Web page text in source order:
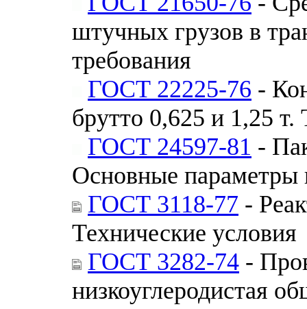
штучных грузов в
требования
ГОСТ 22225-76 -
брутто 0,625 и 1,25 т.
ГОСТ 24597-81 -
Основные параметры
ГОСТ 3118-77 -
Технические условия
ГОСТ 3282-74 -
низкоуглеродистая